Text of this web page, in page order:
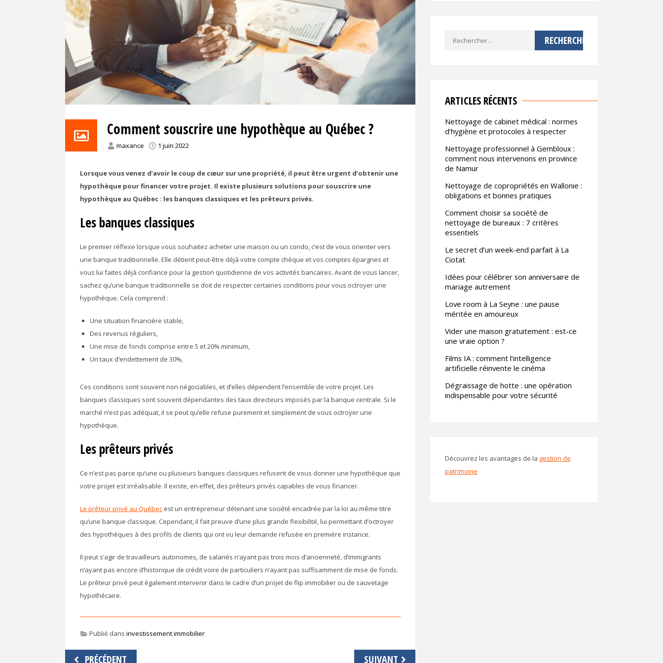
Comment souscrire une hypothèque au Québec ?
maxance 1 juin 2022
Lorsque vous venez d’avoir le coup de cœur sur une propriété, il peut être urgent d’obtenir une
hypothèque pour financer votre projet. Il existe plusieurs solutions pour souscrire une
hypothèque au Québec : les banques classiques et les prêteurs privés.
Les banques classiques
Le premier réflexe lorsque vous souhaitez acheter une maison ou un condo, c’est de vous orienter vers
une banque traditionnelle. Elle détient peut-être déjà votre compte chèque et vos comptes épargnes et
vous lui faites déjà confiance pour la gestion quotidienne de vos activités bancaires. Avant de vous lancer,
sachez qu’une banque traditionnelle se doit de respecter certaines conditions pour vous octroyer une
hypothèque. Cela comprend :
Une situation financière stable,
Des revenus réguliers,
Une mise de fonds comprise entre 5 et 20% minimum,
Un taux d’endettement de 30%,
Ces conditions sont souvent non négociables, et d’elles dépendent l’ensemble de votre projet. Les
banques classiques sont souvent dépendantes des taux directeurs imposés par la banque centrale. Si le
marché n’est pas adéquat, il se peut qu’elle refuse purement et simplement de vous octroyer une
hypothèque.
Les prêteurs privés
Ce n’est pas parce qu’une ou plusieurs banques classiques refusent de vous donner une hypothèque que
votre projet est irréalisable. Il existe, en effet, des prêteurs privés capables de vous financer.
Le prêteur privé au Québec est un entrepreneur détenant une société encadrée par la loi au même titre
qu’une banque classique. Cependant, il fait preuve d’une plus grande flexibilité, lui permettant d’octroyer
des hypothèques à des profils de clients qui ont vu leur demande refusée en première instance.
Il peut s’agir de travailleurs autonomes, de salariés n’ayant pas trois mois d’ancienneté, d’immigrants
n’ayant pas encore d’historique de crédit voire de particuliers n’ayant pas suffisamment de mise de fonds.
Le prêteur privé peut également intervenir dans le cadre d’un projet de flip immobilier ou de sauvetage
hypothécaire.
Publié dans investissement immobilier
Navigation
PRÉCÉDENT SUIVANT
Rechercher :
ARTICLES RÉCENTS
Nettoyage de cabinet médical : normes
d’hygiène et protocoles à respecter
Nettoyage professionnel à Gembloux :
comment nous intervenons en province
de Namur
Nettoyage de copropriétés en Wallonie :
obligations et bonnes pratiques
Comment choisir sa société de
nettoyage de bureaux : 7 critères
essentiels
Le secret d’un week-end parfait à La
Ciotat
Idées pour célébrer son anniversaire de
mariage autrement
Love room à La Seyne : une pause
méritée en amoureux
Vider une maison gratuitement : est-ce
une vraie option ?
Films IA : comment l’intelligence
artificielle réinvente le cinéma
Dégraissage de hotte : une opération
indispensable pour votre sécurité
Découvrez les avantages de la gestion de
patrimoine